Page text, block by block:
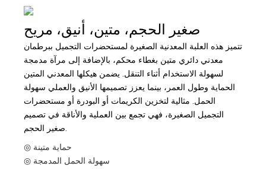
صغير الحجم، متين، أنيق، مريح
تتميز هذه العلبة المعدنية الصغيرة لمستحضرات التجميل ببرطمان
معدني دائري متين بغطاء محكم، بالإضافة إلى مرآة مدمجة
لسهولة الاستخدام أثناء التنقل. يضمن هيكلها المعدني المتين
الحماية وطول العمر، بينما يعزز تصميمها الأنيق والعملي سهولة
الحمل. مثالية لتخزين الكريمات أو البودرة أو مستحضرات
التجميل الصغيرة، فهي تجمع بين العملية والأناقة في تصميم
صغير الحجم.
◎ حماية متينة
◎ سهولة الحمل المدمجة